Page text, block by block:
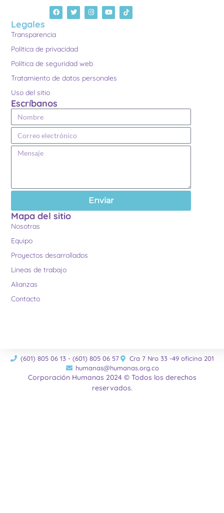
Legales
Transparencia
Política de privacidad
Política de seguridad web
Tratamiento de datos personales
Uso del sitio
Escríbanos
Enviar
Mapa del sitio
Nosotras
Equipo
Proyectos desarrollados
Lineas de trabajo
Alianzas
Contacto
(601) 805 06 13 - (601) 805 06 57
Cra 7 Nro 33 -49 oficina 201
humanas@humanas.org.co
Corporación Humanas 2024 © Todos los derechos
reservados.